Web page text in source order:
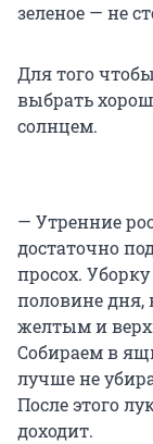
зеленое — не
Для того
выбрать
солнцем.
— Утренние
достаточно
просох.
половине дня,
желтым и
Собираем в
лучше не
После этого
доходит.